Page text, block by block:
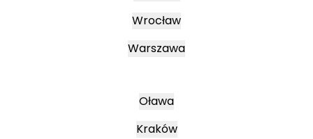
Wrocław
Warszawa
Oława
Kraków